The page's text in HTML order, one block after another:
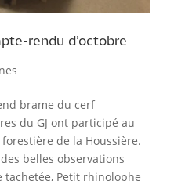
rendu d’octobre
brame du cerf
du GJ ont participé au
de la Houssière.
belles observations
tachetée, Petit rhinolophe